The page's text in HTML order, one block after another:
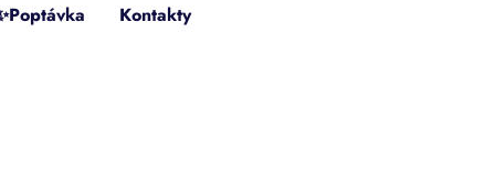
Kontakty